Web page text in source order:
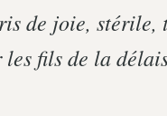
de joie,
fils de la